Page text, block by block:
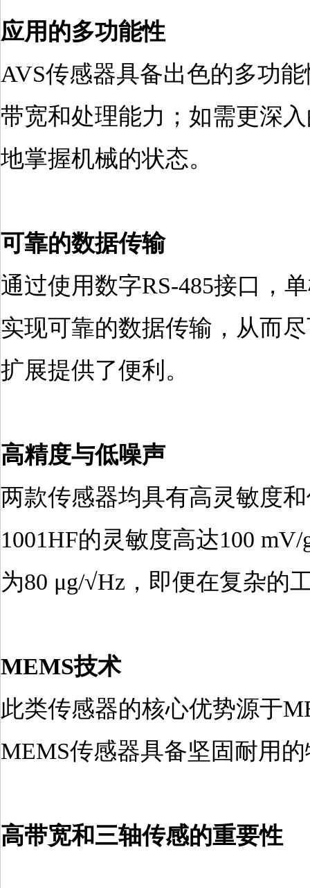
应用的多功能性
AVS传感器具备出色的多功
带宽和处理能力；如需更深
地掌握机械的状态。
可靠的数据传输
通过使用数字RS-485接口，
实现可靠的数据传输，从而
扩展提供了便利。
高精度与低噪声
两款传感器均具有高灵敏度
1001HF的灵敏度高达100
为80 μg/√Hz，即便在复杂的
MEMS技术
此类传感器的核心优势源于
MEMS传感器具备坚固耐用
高带宽和三轴传感的重要性